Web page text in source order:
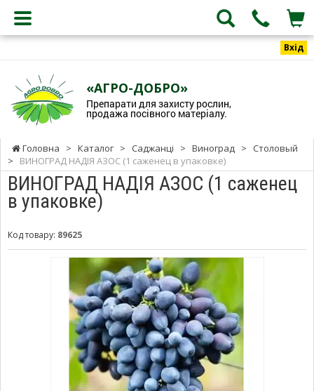
Вхід
«АГРО-ДОБРО»
Препарати для захисту рослин,
продажа посівного матеріалу.
Головна > Каталог > Саджанці > Виноград >
Столовый
>
ВИНОГРАД НАДІЯ АЗОС (1 саженец в упаковке)
ВИНОГРАД НАДІЯ АЗОС (1 саженец
в упаковке)
Код товару: 89625